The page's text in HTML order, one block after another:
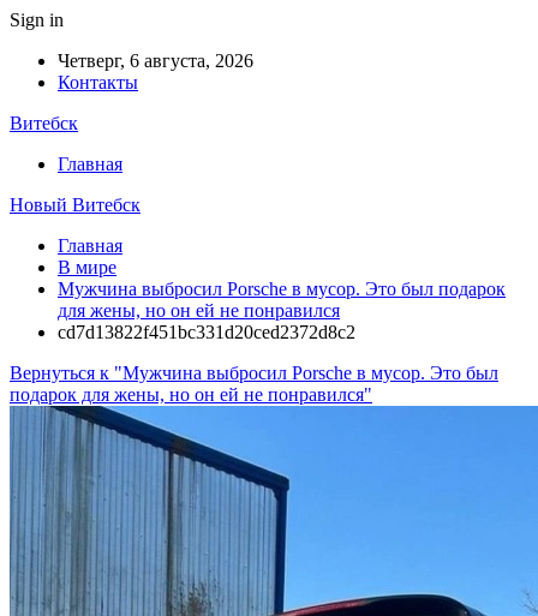
Sign in
Четверг, 6 августа, 2026
Контакты
Витебск
Главная
Новый Витебск
Главная
В мире
Мужчина выбросил Porsche в мусор. Это был подарок
для жены, но он ей не понравился
cd7d13822f451bc331d20ced2372d8c2
Вернуться к "Мужчина выбросил Porsche в мусор. Это был
подарок для жены, но он ей не понравился"